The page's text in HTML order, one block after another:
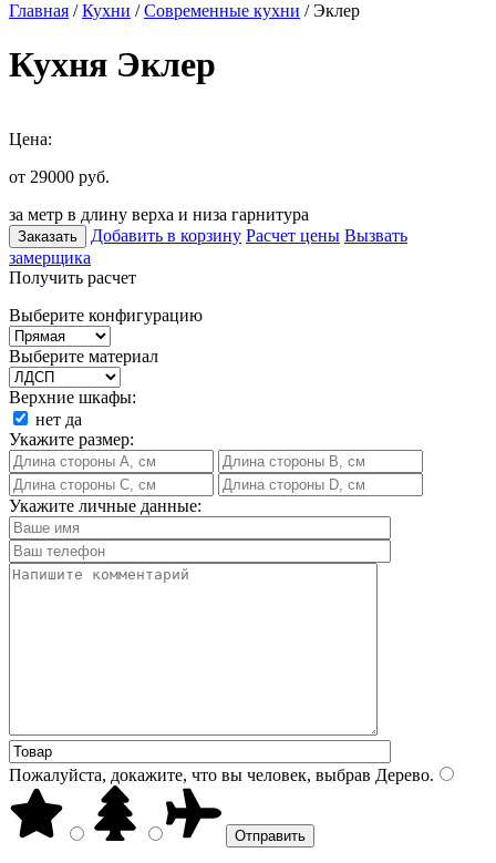
Главная /Кухни /Современные кухни / Эклер
Кухня Эклер
Цена:
от 29000 руб.
за метр в длину верха и низа гарнитура
Заказать Добавить в корзину Расчет цены Вызвать
замерщика
Получить расчет
Выберите конфигурацию
Выберите материал
Верхние шкафы:
нет да
Укажите размер:
Укажите личные данные:
Пожалуйста, докажите, что вы человек, выбрав Дерево.